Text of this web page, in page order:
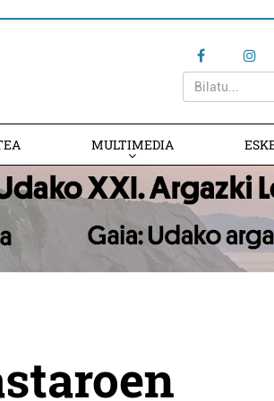
MULTIMEDIA